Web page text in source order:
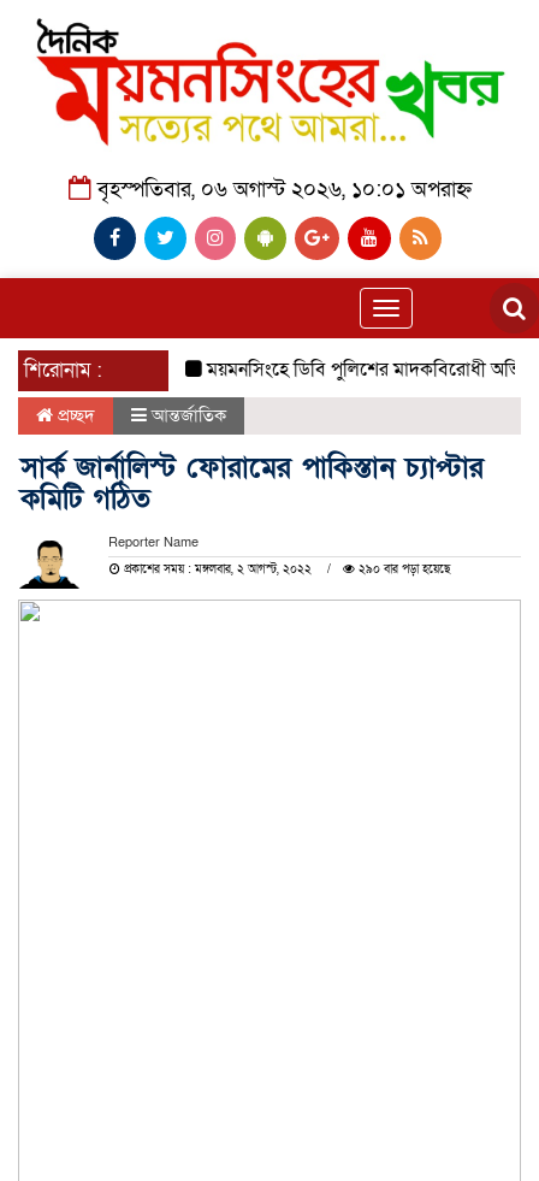
বৃহস্পতিবার, ০৬ অগাস্ট ২০২৬, ১০:০১ অপরাহ্ন
Toggle
navigation
শিরোনাম : ময়মনসিংহে ডিবি পুলিশের মাদকবিরোধী অভিযানে ০১
প্রচ্ছদ আন্তর্জাতিক
সার্ক জার্নালিস্ট ফোরামের পাকিস্তান চ্যাপ্টার
কমিটি গঠিত
Reporter Name
প্রকাশের সময় : মঙ্গলবার, ২ আগস্ট, ২০২২ ২৯০ বার পড়া হয়েছে